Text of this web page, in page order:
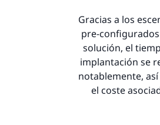
Gracias a los
pre-
solución, el
implantación se
notablemente,
el coste